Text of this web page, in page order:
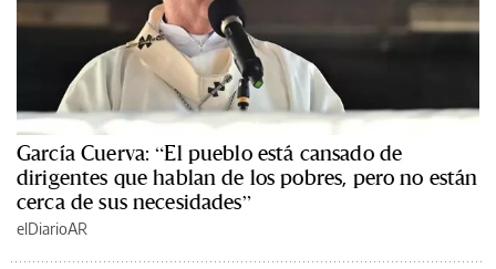
García Cuerva: “El pueblo está cansado de
dirigentes que hablan de los pobres, pero no están
cerca de sus necesidades”
elDiarioAR